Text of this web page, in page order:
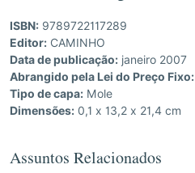
ISBN: 9789722117289
Editor: CAMINHO
Data de publicação: janeiro 2007
Abrangido pela Lei do Preço Fixo:
Tipo de capa: Mole
Dimensões: 0,1 x 13,2 x 21,4 cm
Assuntos Relacionados